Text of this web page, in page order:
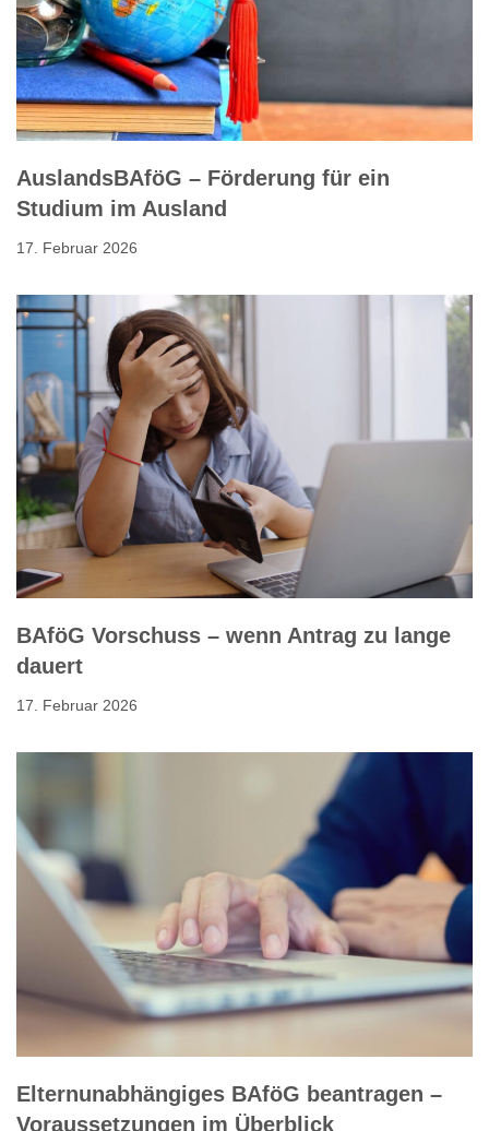
AuslandsBAföG – Förderung für ein
Studium im Ausland
17. Februar 2026
BAföG Vorschuss – wenn Antrag zu lange
dauert
17. Februar 2026
Elternunabhängiges BAföG beantragen –
Voraussetzungen im Überblick